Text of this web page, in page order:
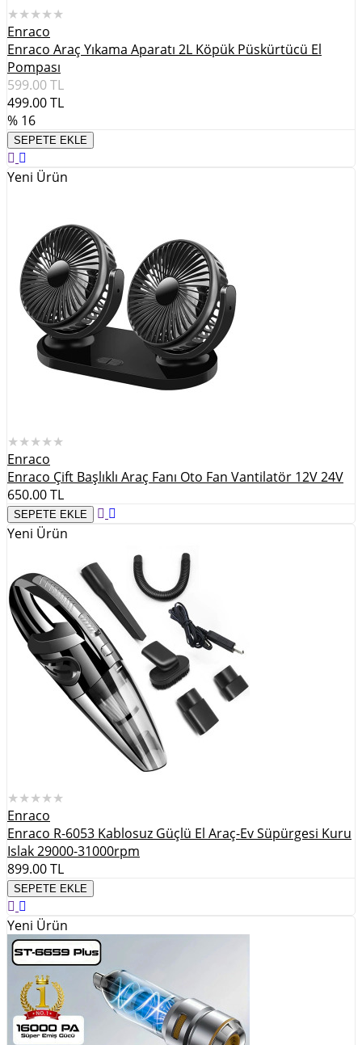
★★★★★
Enraco
Enraco Araç Yıkama Aparatı 2L Köpük Püskürtücü El
Pompası
599.00TL
499.00TL
% 16
SEPETE EKLE
Yeni Ürün
★★★★★
Enraco
Enraco Çift Başlıklı Araç Fanı Oto Fan Vantilatör 12V 24V
650.00TL
SEPETE EKLE
Yeni Ürün
★★★★★
Enraco
Enraco R-6053 Kablosuz Güçlü El Araç-Ev Süpürgesi Kuru
Islak 29000-31000rpm
899.00TL
SEPETE EKLE
Yeni Ürün